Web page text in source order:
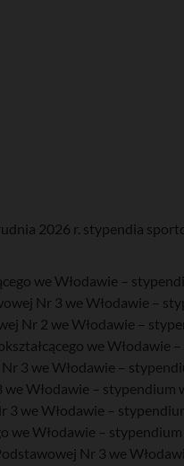
2026 r. stypendia
we Włodawie –
Nr 3 we Włodawie –
Nr 2 we Włodawie –
we Włodawie
3 we Włodawie –
Włodawie – stypendium
we Włodawie –
we Włodawie –
Nr 3 we